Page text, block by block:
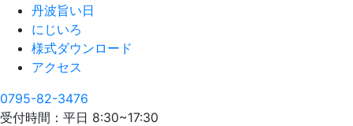
丹波旨い日
にじいろ
様式ダウンロード
アクセス
0795-82-3476
受付時間：平日 8:30~17:30